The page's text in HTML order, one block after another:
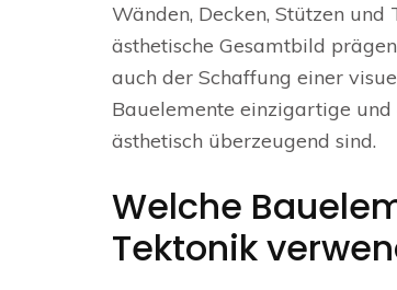
Wänden, Decken, Stützen
ästhetische Gesamtbild
auch der Schaffung einer
Bauelemente einzigartige
ästhetisch überzeugend sind.
Welche
Tektonik